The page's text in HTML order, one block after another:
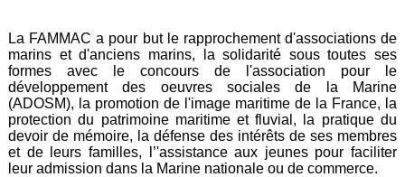
La FAMMAC a pour but le rapprochement d'associations de
marins et d'anciens marins, la solidarité sous toutes ses
formes avec le concours de l'association pour le
développement des oeuvres sociales de la Marine
(ADOSM), la promotion de l'image maritime de la France, la
protection du patrimoine maritime et fluvial, la pratique du
devoir de mémoire, la défense des intérêts de ses membres
et de leurs familles, l’'assistance aux jeunes pour faciliter
leur admission dans la Marine nationale ou de commerce.